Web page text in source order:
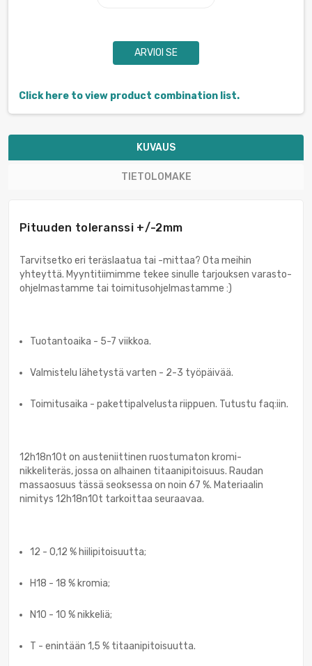
ARVIOI SE
Click here to view product combination list.
KUVAUS
TIETOLOMAKE
Pituuden toleranssi +/-2mm
Tarvitsetko eri teräslaatua tai -mittaa? Ota meihin
yhteyttä. Myyntitiimimme tekee sinulle tarjouksen varasto-
ohjelmastamme tai toimitusohjelmastamme :)
Tuotantoaika - 5-7 viikkoa.
Valmistelu lähetystä varten - 2-3 työpäivää.
Toimitusaika - pakettipalvelusta riippuen. Tutustu faq:iin.
12h18n10t on austeniittinen ruostumaton kromi-
nikkeliteräs, jossa on alhainen titaanipitoisuus. Raudan
massaosuus tässä seoksessa on noin 67 %. Materiaalin
nimitys 12h18n10t tarkoittaa seuraavaa.
12 - 0,12 % hiilipitoisuutta;
H18 - 18 % kromia;
N10 - 10 % nikkeliä;
T - enintään 1,5 % titaanipitoisuutta.